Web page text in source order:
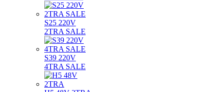
S25 220V
2TRA SALE
S39 220V
4TRA SALE